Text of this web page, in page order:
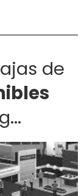
de